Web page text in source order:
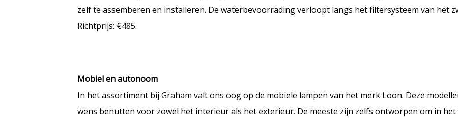
zelf te assemberen en installeren. De waterbevoorrading verloopt langs het filtersysteem van het
Richtprijs: €485.
Mobiel en autonoom
In het assortiment bij Graham valt ons oog op de mobiele lampen van het merk Loon. Deze
wens benutten voor zowel het interieur als het exterieur. De meeste zijn zelfs ontworpen om in het